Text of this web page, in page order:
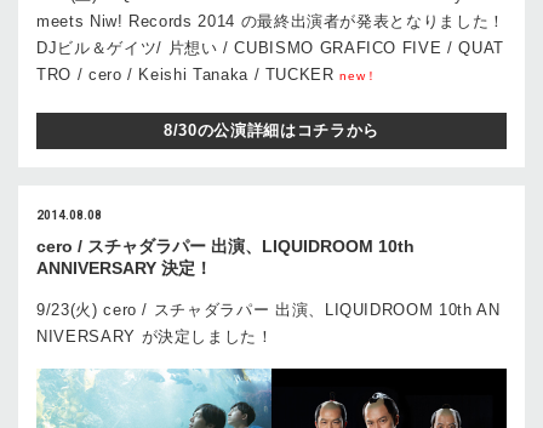
meets Niw! Records 2014 の最終出演者が発表となりました！
DJビル＆ゲイツ/ 片想い / CUBISMO GRAFICO FIVE / QUAT
TRO / cero / Keishi Tanaka / TUCKERnew！
8/30の公演詳細はコチラから
2014.08.08
cero / スチャダラパー 出演、LIQUIDROOM 10th
ANNIVERSARY 決定！
9/23(火) cero / スチャダラパー 出演、LIQUIDROOM 10th AN
NIVERSARY が決定しました！